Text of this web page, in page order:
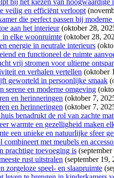
veilig en efficiënt verloopt
die perfect passen bij moderne
aan het interieur (oktober 28,
in elke woonruimte (oktober 28,
energie in neutrale interieurs
en functioneel de ruimte
vrij stromen voor ultieme
en verhalen vertellen (oktober
geworteld in persoonlijke smaak
serene en moderne omgeving
en herinneringen (oktober 7,
en herinneringen (oktober 7,
benadrukt de rol van zachte
warmte en gezelligheid maken
een unieke en natuurlijke sfeer
met meubels en
prachtige toevoeging is
rust uitstralen (september 19,
zorgeloze speel- en slaapruimte